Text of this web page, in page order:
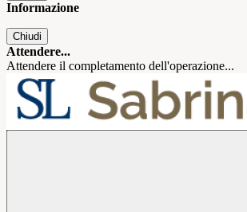
Informazione
Chiudi
Attendere...
Attendere il completamento dell'operazione...